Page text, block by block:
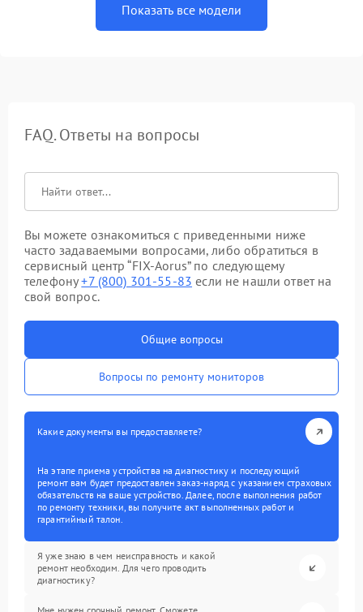
Показать все модели
FAQ. Ответы на вопросы
Вы можете ознакомиться с приведенными ниже
часто задаваемыми вопросами, либо обратиться в
сервисный центр “FIX-Aorus” по следующему
телефону+7 (800) 301-55-83 если не нашли ответ на
свой вопрос.
Общие вопросы
Вопросы по ремонту мониторов
Какие документы вы предоставляете?
На этапе приема устройства на диагностику и последующий
ремонт вам будет предоставлен заказ-наряд с указанием страховых
обязательств на ваше устройство. Далее, после выполнения работ
по ремонту техники, вы получите акт выполненных работ и
гарантийный талон.
Я уже знаю в чем неисправность и какой
ремонт необходим. Для чего проводить
диагностику?